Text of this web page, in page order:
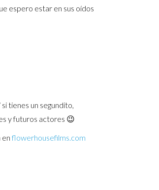
espero estar en sus oídos
tienes un segundito,
y futuros actores 😉
enflowerhousefilms.com